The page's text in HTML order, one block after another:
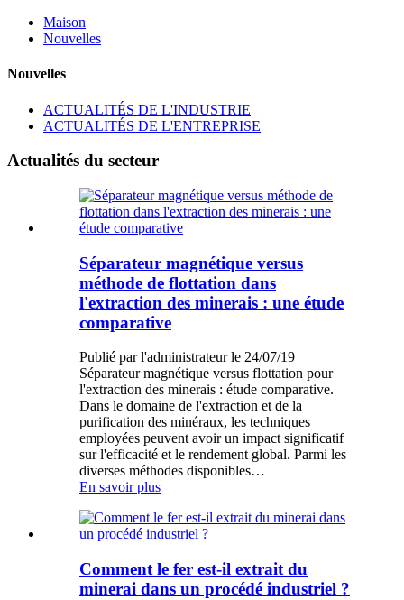
Maison
Nouvelles
Nouvelles
ACTUALITÉS DE L'INDUSTRIE
ACTUALITÉS DE L'ENTREPRISE
Actualités du secteur
Séparateur magnétique versus
méthode de flottation dans
l'extraction des minerais : une étude
comparative
Publié par l'administrateur le 24/07/19
Séparateur magnétique versus flottation pour
l'extraction des minerais : étude comparative.
Dans le domaine de l'extraction et de la
purification des minéraux, les techniques
employées peuvent avoir un impact significatif
sur l'efficacité et le rendement global. Parmi les
diverses méthodes disponibles…
En savoir plus
Comment le fer est-il extrait du
minerai dans un procédé industriel ?